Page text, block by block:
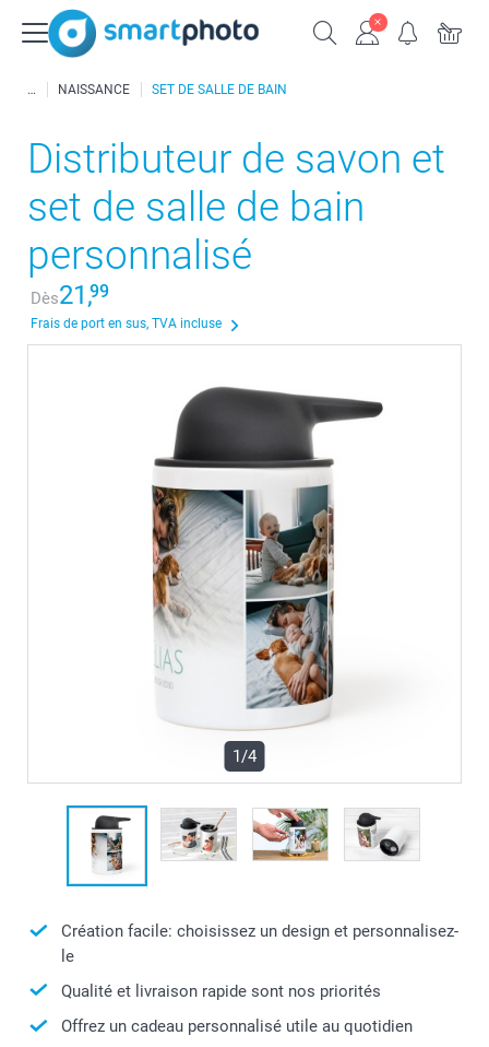
NAISSANCE SET DE SALLE DE BAIN
Distributeur de savon et
set de salle de bain
personnalisé
Dès21,99
Frais de port en sus, TVA incluse
1/4
Création facile: choisissez un design et personnalisez-
le
Qualité et livraison rapide sont nos priorités
Offrez un cadeau personnalisé utile au quotidien